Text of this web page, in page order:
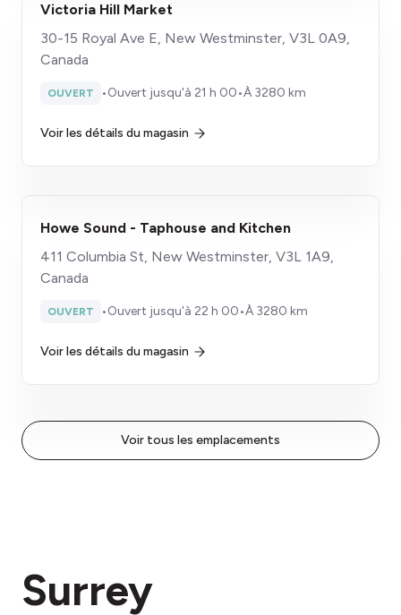
Victoria Hill Market
30-15 Royal Ave E, New Westminster, V3L 0A9,
Canada
OUVERT •Ouvert jusqu'à 21 h 00•À 3280 km
Voir les détails du magasin
Howe Sound - Taphouse and Kitchen
411 Columbia St, New Westminster, V3L 1A9,
Canada
OUVERT •Ouvert jusqu'à 22 h 00•À 3280 km
Voir les détails du magasin
Voir tous les emplacements
Surrey